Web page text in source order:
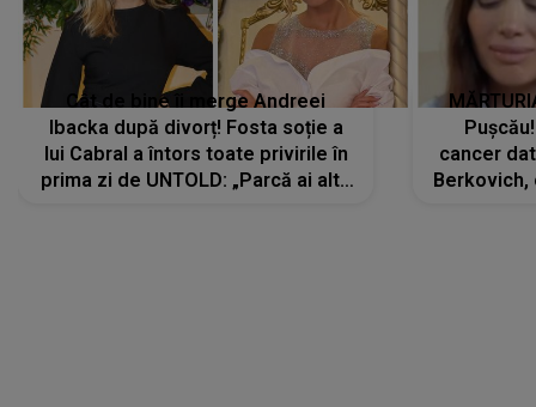
încredere, siguranță...”
Dacă